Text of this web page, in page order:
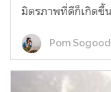
มิตรภาพที่ดีก็เกิดขึ้
Pom Sogood